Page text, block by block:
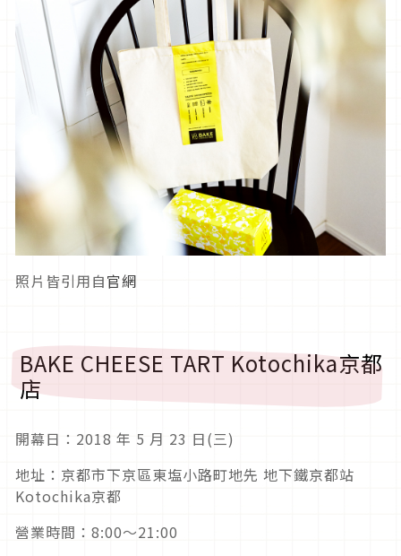
照片皆引用自官網
BAKE CHEESE TART Kotochika京都
店
開幕日：2018 年 5 月 23 日(三)
地址：京都市下京區東塩小路町地先 地下鐵京都站
Kotochika京都
營業時間：8:00〜21:00